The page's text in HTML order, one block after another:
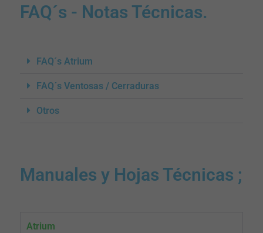
FAQ´s - Notas Técnicas.
FAQ´s Atrium
FAQ´s Ventosas / Cerraduras
Otros
Manuales y Hojas Técnicas ;
Atrium